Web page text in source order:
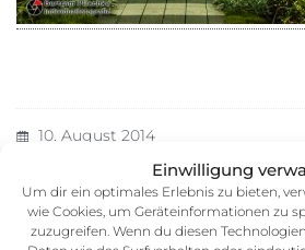
Einwilligung
Um dir ein optimales Erlebnis zu bieten,
wie Cookies, um Geräteinformationen zu
zuzugreifen. Wenn du diesen
10. August 2014